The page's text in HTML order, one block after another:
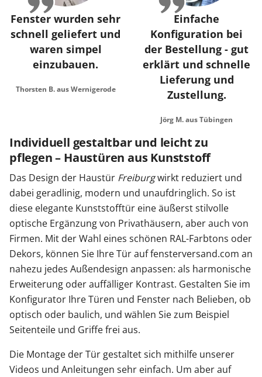
Fenster wurden sehr
schnell geliefert und
waren simpel
einzubauen.
Thorsten B. aus Wernigerode
Einfache
Konfiguration bei
der Bestellung - gut
erklärt und schnelle
Lieferung und
Zustellung.
Jörg M. aus Tübingen
Individuell gestaltbar und leicht zu
pflegen – Haustüren aus Kunststoff
Das Design der Haustür Freiburgwirkt reduziert und
dabei geradlinig, modern und unaufdringlich. So ist
diese elegante Kunststofftür eine äußerst stilvolle
optische Ergänzung von Privathäusern, aber auch von
Firmen. Mit der Wahl eines schönen RAL-Farbtons oder
Dekors, können Sie Ihre Tür auf fensterversand.com an
nahezu jedes Außendesign anpassen: als harmonische
Erweiterung oder auffälliger Kontrast. Gestalten Sie im
Konfigurator Ihre Türen und Fenster nach Belieben, ob
optisch oder baulich, und wählen Sie zum Beispiel
Seitenteile und Griffe frei aus.
Die Montage der Tür gestaltet sich mithilfe unserer
Videos und Anleitungen sehr einfach. Um aber auf